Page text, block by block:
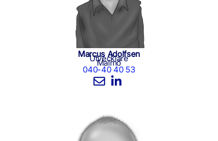
Marcus Adolfsen
Utvecklare
Malmö
040-40 40 53